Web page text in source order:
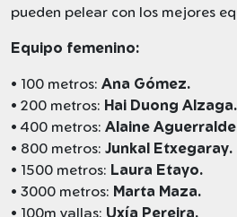
pueden pelear con los mejores
Equipo femenino:
• 100 metros: Ana Gómez.
• 200 metros: Hai Duong Alzaga.
• 400 metros: Alaine
• 800 metros: Junkal Etxegaray.
• 1500 metros: Laura Etayo.
• 3000 metros: Marta Maza.
• 100m vallas: Uxía Pereira.